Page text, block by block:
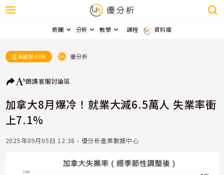
新聞 分析 教學 課程 資料庫
經濟趨勢剖析 優分析
朗讀客服討論區
加拿大8月爆冷！就業大減6.5萬人 失業率衝
上7.1%
2025年09月05日 12:38 - 優分析產業數據中心